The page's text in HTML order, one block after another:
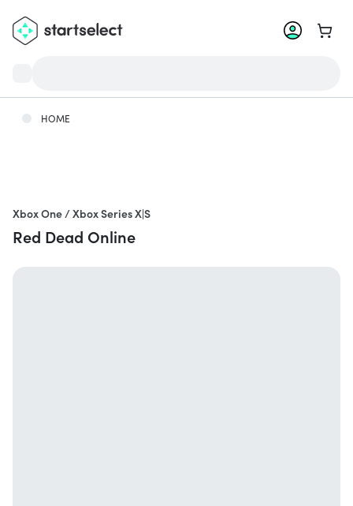
Ga
HOME
Xbox One / Xbox Series X|S
Red Dead Online